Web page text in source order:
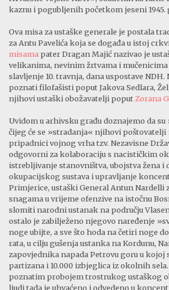
kaznu i pogubljenih početkom jeseni 1945.
Ova misa za ustaške generale je postala
za Antu Pavelića koja se događa u istoj
misama pater Dragan Majić nazivao je
velikanima, nevinim žrtvama i mučenicima
slavljenje 10. travnja, dana uspostave
poznati filofašisti poput Jakova Sedlara,
njihovi ustaški obožavatelji poput Zorana
Uvidom u arhivsku građu doznajemo da
čijeg će se »stradanja« njihovi
pripadnici vojnog vrha tzv. Nezavisne
odgovorni za kolaboraciju s nacističkim
istrebljivanje stanovništva, ubojstva žena i
okupacijskog sustava i upravljanje
Primjerice, ustaški General Antun Nardelli
snagama u vrijeme ofenzive na istočnu
slomiti narodni ustanak na području
ostalo je zabilježeno njegovo naređenje
noge ubijte, a sve što hoda na četiri noge
rata, u cilju gušenja ustanka na Kordunu,
zapovjednika napada Petrovu goru u kojoj
partizana i 10.000 izbjeglica iz okolnih
poznatim probojem trostrukog ustaškog
ljudi tada je uhvaćeno i odvedeno u